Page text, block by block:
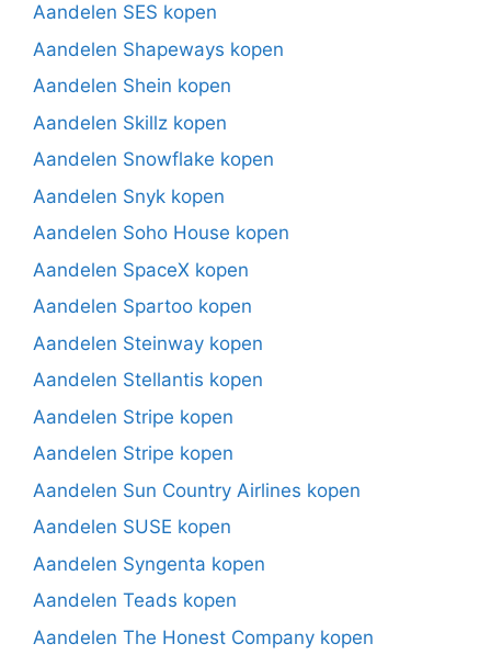
Aandelen SES kopen
Aandelen Shapeways kopen
Aandelen Shein kopen
Aandelen Skillz kopen
Aandelen Snowflake kopen
Aandelen Snyk kopen
Aandelen Soho House kopen
Aandelen SpaceX kopen
Aandelen Spartoo kopen
Aandelen Steinway kopen
Aandelen Stellantis kopen
Aandelen Stripe kopen
Aandelen Stripe kopen
Aandelen Sun Country Airlines kopen
Aandelen SUSE kopen
Aandelen Syngenta kopen
Aandelen Teads kopen
Aandelen The Honest Company kopen